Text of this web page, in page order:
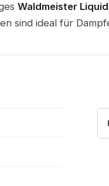
Waldmeister Liquid
sind ideal für